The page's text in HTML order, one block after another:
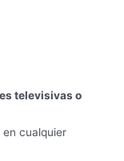
televisivas o
cualquier